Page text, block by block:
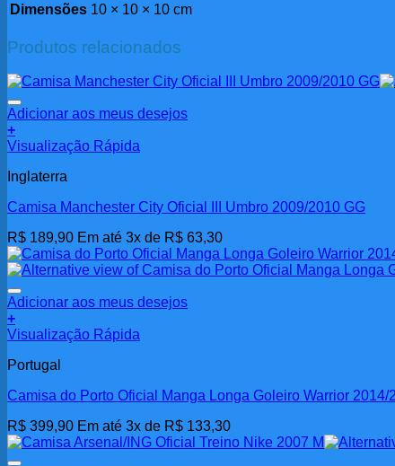
Dimensões 10 × 10 × 10 cm
Produtos relacionados
Adicionar aos meus desejos
+
Visualização Rápida
Inglaterra
Camisa Manchester City Oficial III Umbro 2009/2010 GG
R$ 189,90 Em até 3x de R$ 63,30
Adicionar aos meus desejos
+
Visualização Rápida
Portugal
Camisa do Porto Oficial Manga Longa Goleiro Warrior 2014/
R$ 399,90 Em até 3x de R$ 133,30